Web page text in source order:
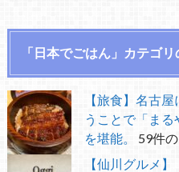
「日本でごはん」カテゴ
【旅食】名古
うことで「まる
を堪能。
59件
【仙川グルメ